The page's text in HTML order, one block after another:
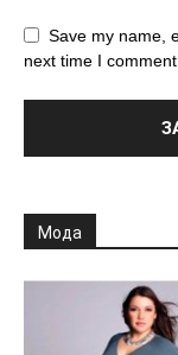
Save my name,
next time I comment.
Мода